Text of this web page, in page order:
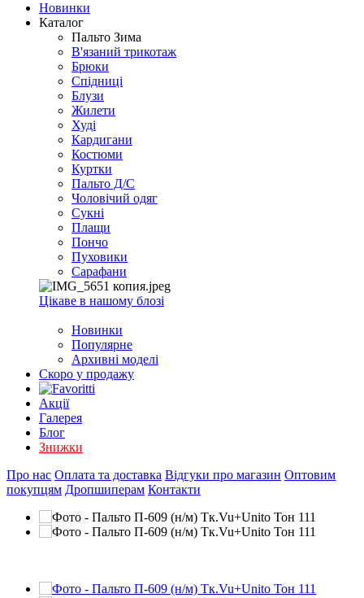
Новинки
Каталог
Пальто Зима
В'язаний трикотаж
Брюки
Спідниці
Блузи
Жилети
Худі
Кардигани
Костюми
Куртки
Пальто Д/С
Чоловічий одяг
Сукні
Плащи
Пончо
Пуховики
Сарафани
Цікаве в нашому блозі
Новинки
Популярне
Архивні моделі
Скоро у продажу
Акції
Галерея
Блог
Знижки
Про нас Оплата та доставка Відгуки про магазин Оптовим
покупцям Дропшиперам Контакти
XLSX